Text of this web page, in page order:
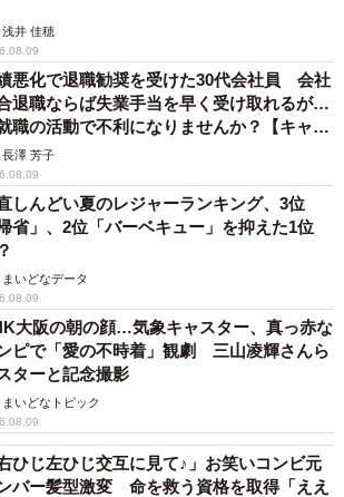
浅井 佳穂
悪化で退職勧奨を受けた30代会社員 会社
退職ならば失業手当を早く受け取れるが…
職の活動で不利になりませんか？【キャリ
ウンセラーが解説】
長澤 芳子
しんどい夏のレジャーランキング、3位
帰省」、2位「バーベキュー」を抑えた1位
まいどなデータ
大阪の朝の顔…気象キャスター、真っ赤な
ピで「愛の不時着」観劇 三山凌輝さんら
ターと記念撮影
まいどなトピック
右ひじ左ひじ交互に見て♪」お笑いコンビ元
バー髪型激変 命を救う資格を取得「ええ